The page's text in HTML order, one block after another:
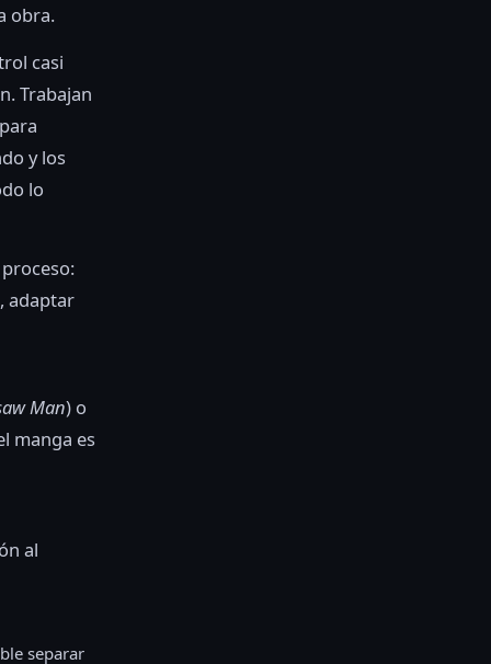
obra.
casi
Trabajan
y los
lo
adaptar
Man) o
manga es
al
separar